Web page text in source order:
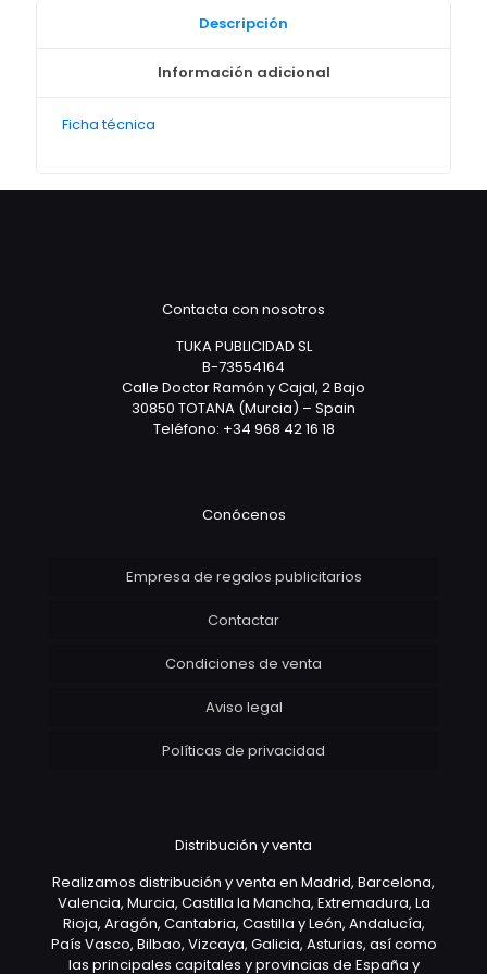
Descripción
Información adicional
Ficha técnica
Contacta con nosotros
TUKA PUBLICIDAD SL
B-73554164
Calle Doctor Ramón y Cajal, 2 Bajo
30850 TOTANA (Murcia) – Spain
Teléfono: +34 968 42 16 18
Conócenos
Empresa de regalos publicitarios
Contactar
Condiciones de venta
Aviso legal
Políticas de privacidad
Distribución y venta
Realizamos distribución y venta en Madrid, Barcelona,
Valencia, Murcia, Castilla la Mancha, Extremadura, La
Rioja, Aragón, Cantabria, Castilla y León, Andalucía,
País Vasco, Bilbao, Vizcaya, Galicia, Asturias, así como
las principales capitales y provincias de España y